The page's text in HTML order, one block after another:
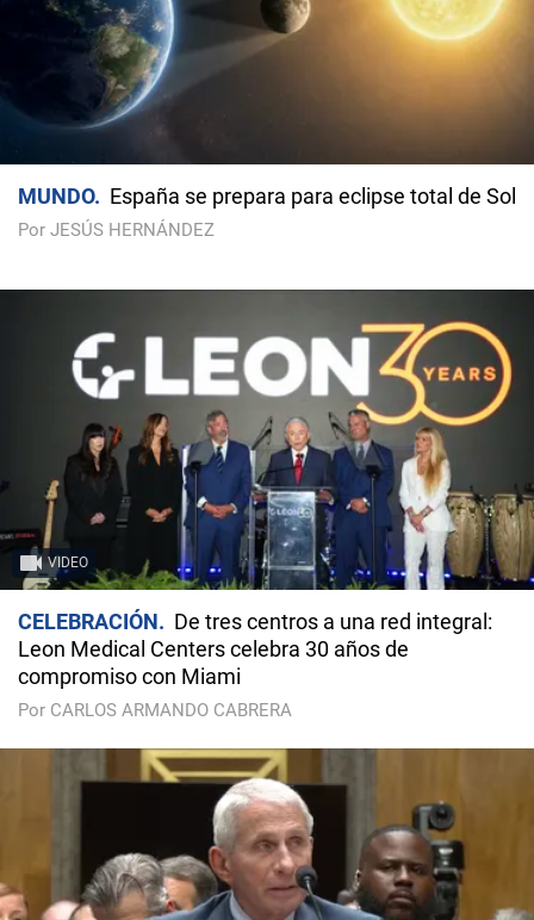
MUNDO España se prepara para eclipse total de Sol
Por JESÚS HERNÁNDEZ
VIDEO
CELEBRACIÓN
De tres centros a una red integral:
Leon Medical Centers celebra 30 años de
compromiso con Miami
Por CARLOS ARMANDO CABRERA